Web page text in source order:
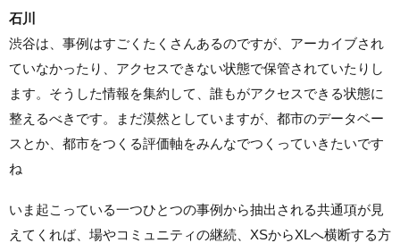
石川
渋谷は、事例はすごくたくさんあるのですが、アーカイブされ
ていなかったり、アクセスできない状態で保管されていたりし
ます。そうした情報を集約して、誰もがアクセスできる状態に
整えるべきです。まだ漠然としていますが、都市のデータベー
スとか、都市をつくる評価軸をみんなでつくっていきたいです
ね
いま起こっている一つひとつの事例から抽出される共通項が見
えてくれば、場やコミュニティの継続、XSからXLへ横断する方